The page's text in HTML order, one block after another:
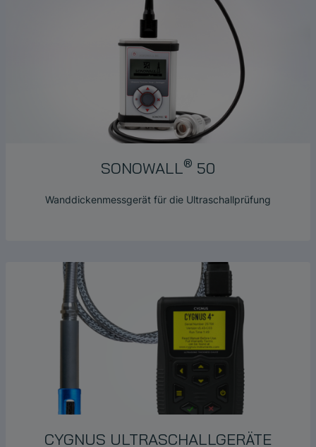
SONOWALL® 50
Wanddickenmessgerät für die Ultraschallprüfung
CYGNUS ULTRASCHALLGERÄTE